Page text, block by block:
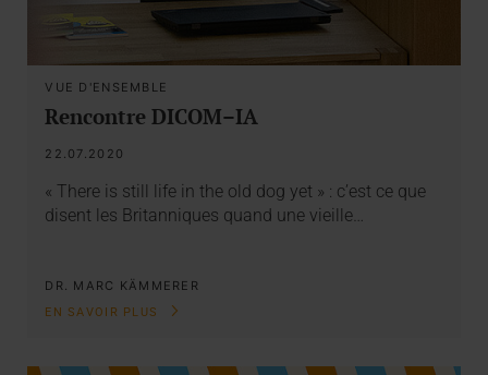
VUE D'ENSEMBLE
Rencontre DICOM–IA
22.07.2020
« There is still life in the old dog yet » : c’est ce que
disent les Britanniques quand une vieille…
DR. MARC KÄMMERER
EN SAVOIR PLUS